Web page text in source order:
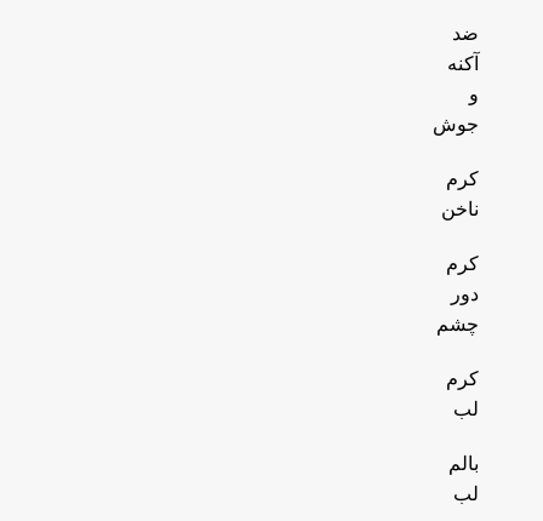
ضد
آکنه
و
جوش
کرم
ناخن
کرم
دور
چشم
کرم
لب
بالم
لب